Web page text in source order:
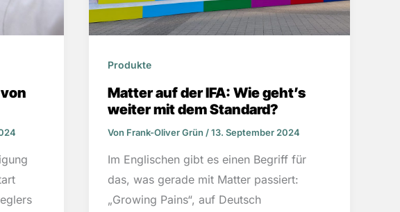
Produkte
Matter auf der IFA: Wie geht’s
weiter mit dem Standard?
Von Frank-Oliver Grün /13. September 2024
Im Englischen gibt es einen Begriff für
das, was gerade mit Matter passiert:
„Growing Pains“, auf Deutsch